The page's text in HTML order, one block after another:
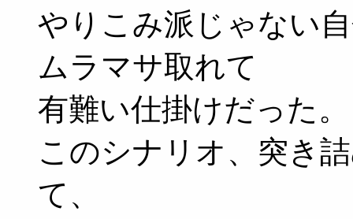
やりこみ派じゃない
ムラマサ取れて
有難い仕掛けだった。
このシナリオ、突き
て、